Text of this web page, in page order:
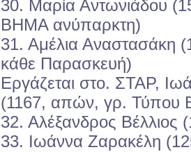
30. Μαρία Αντωνιάδου
ΒΗΜΑ ανύπαρκτη)
31. Αμέλια Αναστασάκη
κάθε Παρασκευή)
Εργάζεται στο. ΣΤΑΡ,
(1167, απών, γρ. Τύπου
32. Αλέξανδρος Βέλλιος
33. Ιωάννα Ζαρακέλη